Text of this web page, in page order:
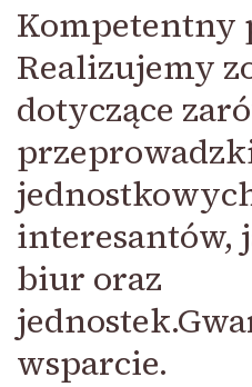
Kompetentny
Realizujemy
dotyczące
interesantów,
biur oraz
wsparcie.